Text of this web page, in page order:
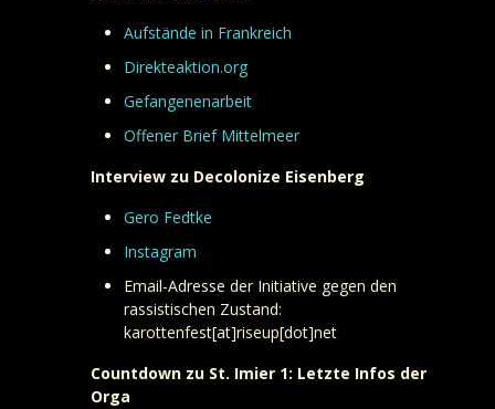
Aufstände in Frankreich
Direkteaktion.org
Gefangenenarbeit
Offener Brief Mittelmeer
Interview zu Decolonize Eisenberg
Gero Fedtke
Instagram
Email-Adresse der Initiative gegen den
rassistischen Zustand:
karottenfest[at]riseup[dot]net
Countdown zu St. Imier 1: Letzte Infos der
Orga